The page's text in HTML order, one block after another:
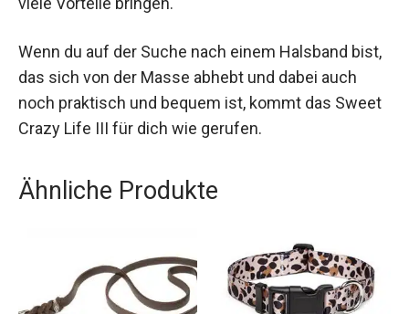
Wenn du auf der Suche nach einem Halsband bist,
das sich von der Masse abhebt und dabei auch
noch praktisch und bequem ist, kommt das Sweet
Crazy Life III für dich wie gerufen.
Ähnliche Produkte